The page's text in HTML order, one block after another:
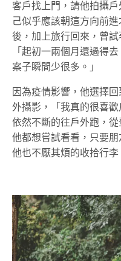
客戶找上門，請他拍攝
己似乎應該朝這方向前
後，加上旅行回來，曾試
「起初一兩個月還過得
案子瞬間少很多。」
因為疫情影響，他選擇
外攝影，「我真的很喜
依然不斷的往戶外跑，
他都想嘗試看看，只要
他也不厭其煩的收拾行